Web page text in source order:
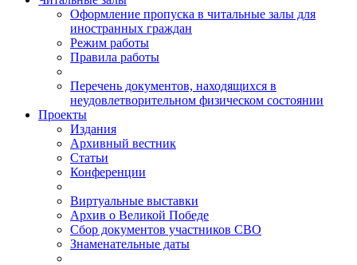
Оформление пропуска в читальные залы для
иностранных граждан
Режим работы
Правила работы
Перечень документов, находящихся в
неудовлетворительном физическом состоянии
Проекты
Издания
Архивный вестник
Статьи
Конференции
Виртуальные выставки
Архив о Великой Победе
Сбор документов участников СВО
Знаменательные даты